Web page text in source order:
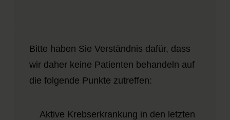
Bitte haben Sie Verständnis dafür, dass
wir daher keine Patienten behandeln auf
die folgende Punkte zutreffen:
Aktive Krebserkrankung in den letzten